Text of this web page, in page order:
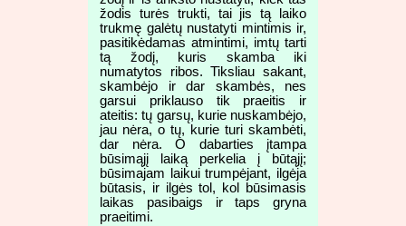
žodis turės trukti, tai jis tą laiko
trukmę galėtų nustatyti mintimis ir,
pasitikėdamas atmintimi, imtų tarti
tą žodį, kuris skamba iki
numatytos ribos. Tiksliau sakant,
skambėjo ir dar skambės, nes
garsui priklauso tik praeitis ir
ateitis: tų garsų, kurie nuskambėjo,
jau nėra, o tų, kurie turi skambėti,
dar nėra. O dabarties įtampa
būsimąjį laiką perkelia į būtąjį;
būsimajam laikui trumpėjant, ilgėja
būtasis, ir ilgės tol, kol būsimasis
laikas pasibaigs ir taps gryna
praeitimi.